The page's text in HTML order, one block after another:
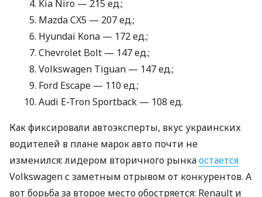
Kia Niro — 215 ед.;
Mazda CX5 — 207 ед.;
Hyundai Kona — 172 ед.;
Chevrolet Bolt — 147 ед.;
Volkswagen Tiguan — 147 ед.;
Ford Escape — 110 ед.;
Audi E-Tron Sportback — 108 ед.
Как фиксировали автоэксперты, вкус украинских
водителей в плане марок авто почти не
изменился: лидером вторичного рынкаостается
Volkswagen с заметным отрывом от конкурентов. А
вот борьба за второе место обостряется: Renault и